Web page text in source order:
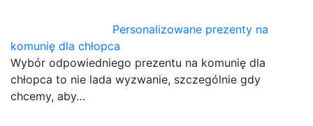
Personalizowane prezenty na
komunię dla chłopca
Wybór odpowiedniego prezentu na komunię dla
chłopca to nie lada wyzwanie, szczególnie gdy
chcemy, aby…